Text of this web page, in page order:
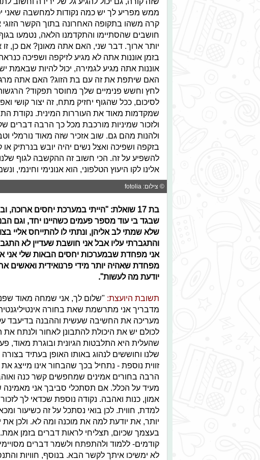
ממש מפריע לך יש כמה נקודות למחשבה שאני
קרה משהו בתקופה האחרונה בתוך הקשר הזוגי
חושבים שהסתיימו והתקדמנו הלאה, נטמעו
יותר ארוך. דבר שני, האם אתה מאונן? אם כן,
בזמן אוננות אתה לא מגיע לזיקפה ושפיכה
אוננות אתה מגיע לגמירה, יכול להיות שבאמת
האם שיתפת את זה עם בת הזוג? האם אתה
לחץ וחשש פנימיים שלך מחוסר תפקוד?
לסיכום, ככל שהגוף יחזיק מתח, זה יצור קושי
שמקדמות מאוד את העוררות המינית. נקודת
ולזכור שמיניות מורכבת מכל כך הרבה דברים
ולהנות מהם גם. שוב אזכיר שזה מאוד נורמלי
בזקפה ושפיכה ואצל נשים יהיה יובש בנרתיק או
להשפיע על זה. הכי חשוב זה ההקשבה לגוף
אלינו לקו היעוץ הטלפוני, הוא אנונימי
© צילום: fotolia
בת 17 שואלת: "הייתי במערכת יחסים
שבגד בי עוד מספר פעמים כשהיינו יחד, וגם
שלא שמתי לב אליהן, ונתתי לו להתייחס אליי
והתגברתי עליו אבל אני חושבת שעדיין לא
אני מפחדת שבמערכות יחסים הבאות שלי אני
מפחדת שאהיה יותר מידי פרנואידית ואאשים
יודעת מה לעשות".
תשובת היועצת: "שלום לך, אני שמחה מאוד
מדבריך אני מתרשמת שאת בחורה
מעריכה את החשיבה שעשית וההבנה בדיעבד
לכולם יש את היכולת להתבונן לאחור ולנתח
שהעלית היא התלבטות הגיונית ובוגרת מאוד,
שלנו וחוששים לנהוג באותו האופן בעתיד
זווית נוספת - נתחיל בכך שהבחור אינו מייצג
הרבה בחורים אמינים שמחפשים קשר כנה
מעיד על הכלל. אם תסתכלי סביבך אני
אמון, כנות ואהבה. נקודה נוספת שכדאי לך
למדת, חווית. לכן בואי נסתכל על זה כשיעור
יותר, את יודעת למה את מוכנה ומה לא. ולכן את
בעצמך שכיום, תצליחי לראות דברים בזמן
קודמים- ללמוד ולהתפתח ולשמר דברים
לא ימשיכו איתך לקשר הבא. בנוסף, חוויות